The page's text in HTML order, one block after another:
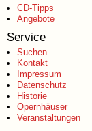
CD-Tipps
Angebote
Service
Suchen
Kontakt
Impressum
Datenschutz
Historie
Opernhäuser
Veranstaltungen